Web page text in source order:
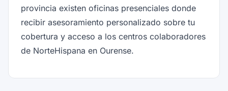
provincia existen oficinas presenciales donde
recibir asesoramiento personalizado sobre tu
cobertura y acceso a los centros colaboradores
de NorteHispana en Ourense.